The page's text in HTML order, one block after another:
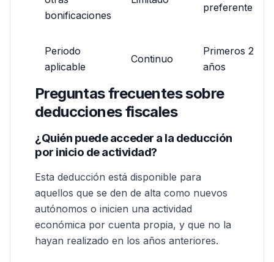
bonificaciones
preferente
Periodo
aplicable
Continuo
Primeros 2
años
Preguntas frecuentes sobre
deducciones fiscales
¿Quién puede acceder a la deducción
por inicio de actividad?
Esta deducción está disponible para
aquellos que se den de alta como nuevos
autónomos o inicien una actividad
económica por cuenta propia, y que no la
hayan realizado en los años anteriores.